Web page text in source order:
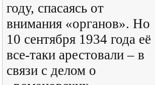
году, спасаясь от
внимания «органов». Но
10 сентября 1934 года её
все-таки арестовали – в
связи с делом о